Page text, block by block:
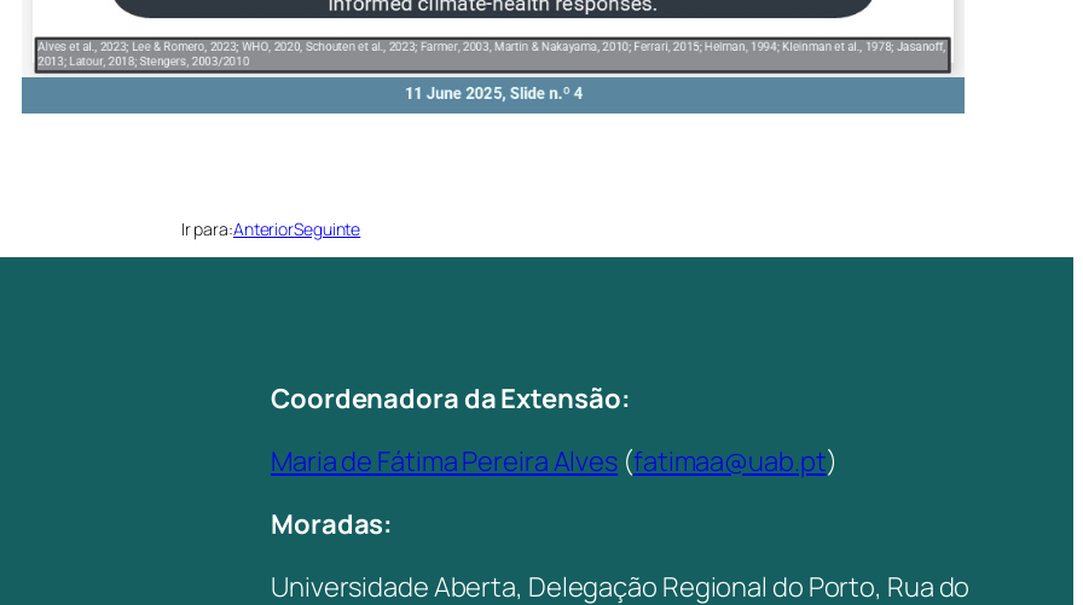
Ir para:AnteriorSeguinte
Coordenadora da Extensão:
Maria de Fátima Pereira Alves (fatimaa@uab.pt)
Moradas:
Universidade Aberta, Delegação Regional do Porto, Rua do